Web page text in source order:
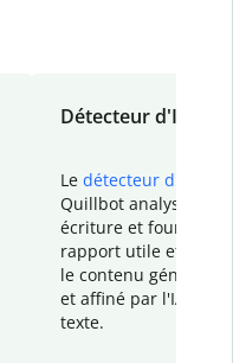
Détecteur d'IA
Le détecteur d'IA
Quillbot analyse votre
écriture et fournit un
rapport utile et
le contenu généré
et affiné par l'IA
texte.